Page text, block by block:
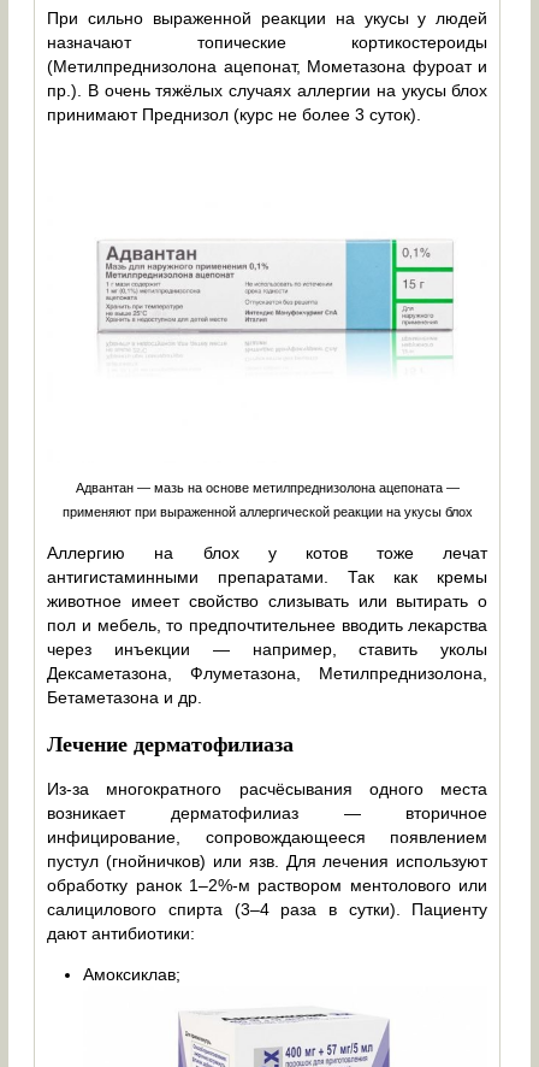
При сильно выраженной реакции на укусы у людей
назначают топические кортикостероиды
(Метилпреднизолона ацепонат, Мометазона фуроат и
пр.). В очень тяжёлых случаях аллергии на укусы блох
принимают Преднизол (курс не более 3 суток).
Адвантан — мазь на основе метилпреднизолона ацепоната —
применяют при выраженной аллергической реакции на укусы блох
Аллергию на блох у котов тоже лечат
антигистаминными препаратами. Так как кремы
животное имеет свойство слизывать или вытирать о
пол и мебель, то предпочтительнее вводить лекарства
через инъекции — например, ставить уколы
Дексаметазона, Флуметазона, Метилпреднизолона,
Бетаметазона и др.
Лечение дерматофилиаза
Из-за многократного расчёсывания одного места
возникает дерматофилиаз — вторичное
инфицирование, сопровождающееся появлением
пустул (гнойничков) или язв. Для лечения используют
обработку ранок 1–2%-м раствором ментолового или
салицилового спирта (3–4 раза в сутки). Пациенту
дают антибиотики:
Амоксиклав;